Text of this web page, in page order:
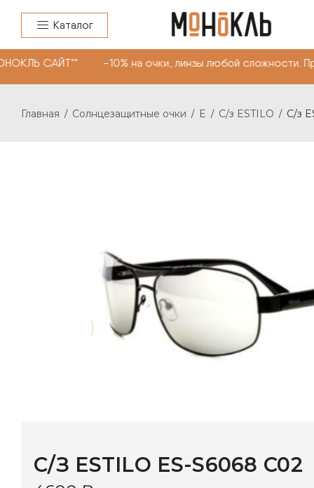
Каталог
САЙТ"" -10% на очки, линзы любой
Главная / Солнцезащитные очки / E / С/з ESTILO / С/з
3–5 дней | Промокод МОНОКЛЬ САЙТ — скидка 10%